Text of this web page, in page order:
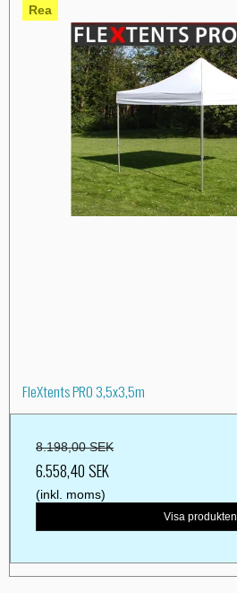
Rea
FleXtents PRO 3,5x3,5m
8.198,00 SEK
6.558,40 SEK
(inkl. moms)
Visa produkten